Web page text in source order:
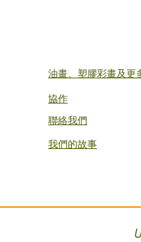
油畫、塑膠彩畫及更
協作
聯絡我們
​我們的故事